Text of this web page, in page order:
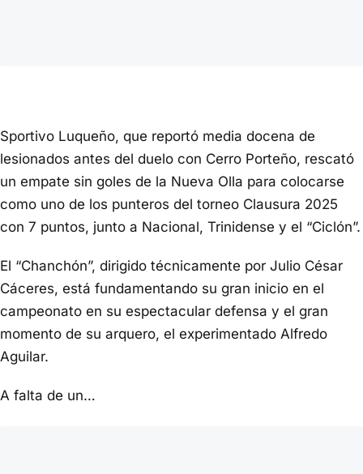
Sportivo Luqueño, que reportó media docena de
lesionados antes del duelo con Cerro Porteño, rescató
un empate sin goles de la Nueva Olla para colocarse
como uno de los punteros del torneo Clausura 2025
con 7 puntos, junto a Nacional, Trinidense y el “Ciclón”.
El “Chanchón”, dirigido técnicamente por Julio César
Cáceres, está fundamentando su gran inicio en el
campeonato en su espectacular defensa y el gran
momento de su arquero, el experimentado Alfredo
Aguilar.
A falta de un…